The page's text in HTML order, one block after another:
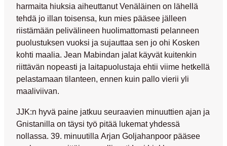
harmaita hiuksia aiheuttanut Venäläinen on lähellä
tehdä jo illan toisensa, kun mies pääsee jälleen
riistämään pelivälineen huolimattomasti pelanneen
puolustuksen vuoksi ja sujauttaa sen jo ohi Kosken
kohti maalia. Jean Mabindan jalat käyvät kuitenkin
riittävän nopeasti ja laitapuolustaja ehtii viime hetkellä
pelastamaan tilanteen, ennen kuin pallo vierii yli
maaliviivan.
JJK:n hyvä paine jatkuu seuraavien minuuttien ajan ja
Gnistanilla on täysi työ pitää lukemat yhdessä
nollassa. 39. minuutilla Arjan Goljahanpoor pääsee